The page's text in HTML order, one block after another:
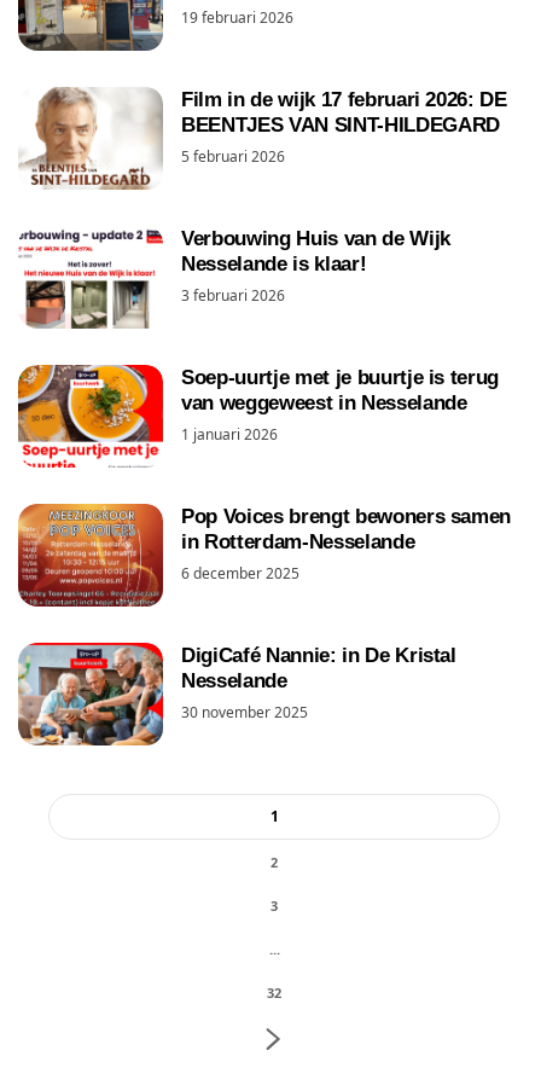
19 februari 2026
Film in de wijk 17 februari 2026: DE
BEENTJES VAN SINT-HILDEGARD
5 februari 2026
Verbouwing Huis van de Wijk
Nesselande is klaar!
3 februari 2026
Soep-uurtje met je buurtje is terug
van weggeweest in Nesselande
1 januari 2026
Pop Voices brengt bewoners samen
in Rotterdam-Nesselande
6 december 2025
DigiCafé Nannie: in De Kristal
Nesselande
30 november 2025
1
2
3
...
32